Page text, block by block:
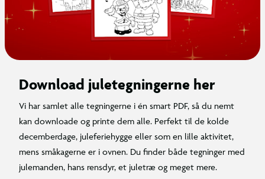
Download juletegningerne her
Vi har samlet alle tegningerne i én smart PDF, så du nemt
kan downloade og printe dem alle. Perfekt til de kolde
decemberdage, juleferiehygge eller som en lille aktivitet,
mens småkagerne er i ovnen. Du finder både tegninger med
julemanden, hans rensdyr, et juletræ og meget mere.